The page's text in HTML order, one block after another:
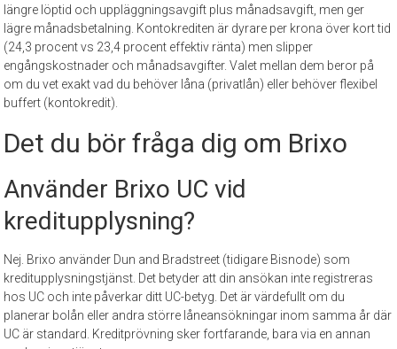
längre löptid och uppläggningsavgift plus månadsavgift, men ger
lägre månadsbetalning. Kontokrediten är dyrare per krona över kort tid
(24,3 procent vs 23,4 procent effektiv ränta) men slipper
engångskostnader och månadsavgifter. Valet mellan dem beror på
om du vet exakt vad du behöver låna (privatlån) eller behöver flexibel
buffert (kontokredit).
Det du bör fråga dig om Brixo
Använder Brixo UC vid
kreditupplysning?
Nej. Brixo använder Dun and Bradstreet (tidigare Bisnode) som
kreditupplysningstjänst. Det betyder att din ansökan inte registreras
hos UC och inte påverkar ditt UC-betyg. Det är värdefullt om du
planerar bolån eller andra större låneansökningar inom samma år där
UC är standard. Kreditprövning sker fortfarande, bara via en annan